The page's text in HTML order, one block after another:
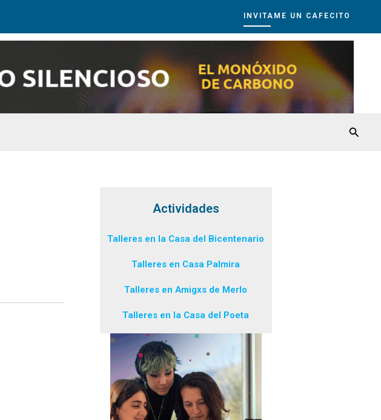
INVITAME UN CAFECITO
Actividades
Talleres en la Casa del Bicentenario
Talleres en Casa Palmira
Talleres en Amigxs de Merlo
Talleres en la Casa del Poeta